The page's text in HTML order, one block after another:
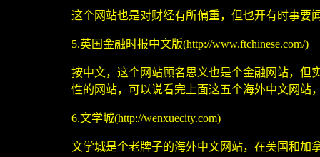
这个网站也是对财经有所偏重，但也开有时事要
5.英国金融时报中文版(http://www.ftchinese.com/)
按中文，这个网站顾名思义也是个金融网站，但
性的网站，可以说看完上面这五个海外中文网站
6.文学城(http://wenxuecity.com)
文学城是个老牌子的海外中文网站，在美国和加